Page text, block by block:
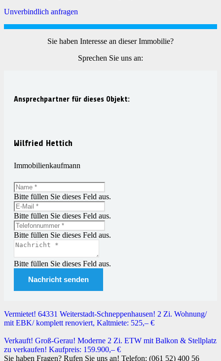
Unverbindlich anfragen
Sie haben Interesse an dieser Immobilie?
Sprechen Sie uns an:
Ansprechpartner für dieses Objekt:
Wilfried Hettich
Immobilienkaufmann
Bitte füllen Sie dieses Feld aus.
Bitte füllen Sie dieses Feld aus.
Bitte füllen Sie dieses Feld aus.
Bitte füllen Sie dieses Feld aus.
Nachricht senden
Vermietet! 64331 Weiterstadt-Schneppenhausen! 2 Zi. Wohnung/
mit EBK/ komplett renoviert, Kaltmiete: 525,– €
Verkauft! Groß-Gerau! Moderne 2 Zi. ETW mit Balkon & Stellplatz
zu verkaufen! Kaufpreis: 159.900,– €
Sie haben Fragen? Rufen Sie uns an! Telefon: (061 52) 400 56